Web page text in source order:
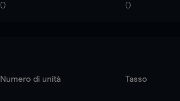
0 0
Numero di unità Tasso